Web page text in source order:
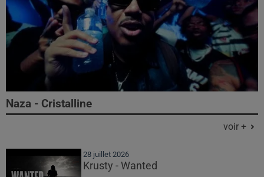
Naza - Cristalline
voir +
28 juillet 2026
Krusty - Wanted